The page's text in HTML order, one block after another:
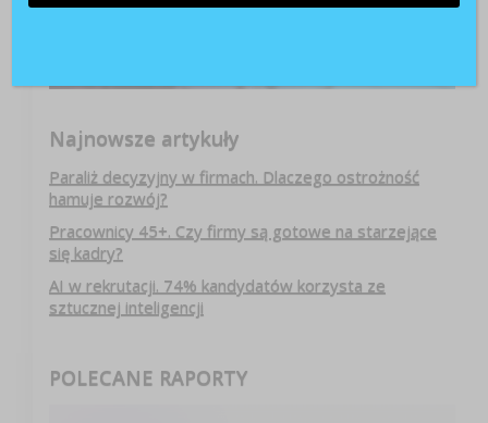
Najnowsze artykuły
Paraliż decyzyjny w firmach. Dlaczego ostrożność
hamuje rozwój?
Pracownicy 45+. Czy firmy są gotowe na starzejące
się kadry?
AI w rekrutacji. 74% kandydatów korzysta ze
sztucznej inteligencji
POLECANE RAPORTY